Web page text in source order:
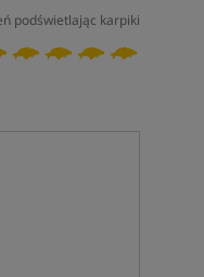
podświetlając karpiki